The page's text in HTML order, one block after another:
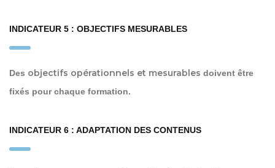
INDICATEUR 5 : OBJECTIFS MESURABLES
Des objectifs opérationnels et mesurables doivent être
fixés pour chaque formation.
INDICATEUR 6 : ADAPTATION DES CONTENUS